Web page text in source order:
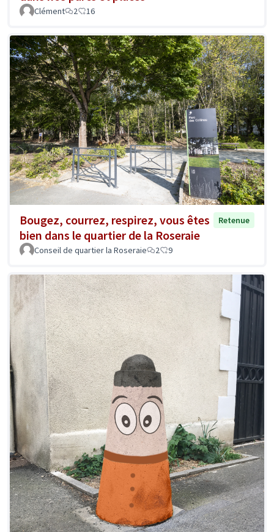
Clément 2 16
Bougez, courrez, respirez, vous êtes
bien dans le quartier de la Roseraie
Retenue
Conseil de quartier la Roseraie 2 9